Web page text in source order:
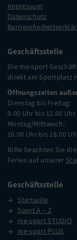
Impressum
Datenschutz
Geschäftsstelle
Die me-sport
direkt am Sportplatz
Öffnungszeiten
Dienstag bis Freitag:
9.00 Uhr bis 12.00 Uhr
Montag/Mittwoch:
16.00 Uhr bis 18.00
Bitte beachten Sie
Ferien auf unserer
Geschäftsstelle
Startseite
Sport A – Z
me-sport STUDIO
me-sport PLUS